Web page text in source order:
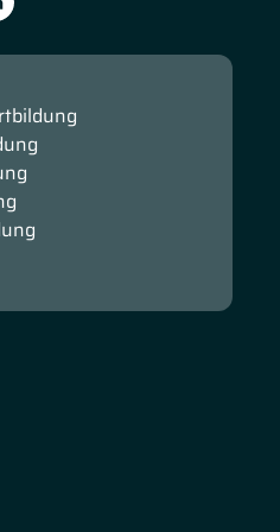
zur Therapie. Zum
in der Behandlung
und der Gicht ein.